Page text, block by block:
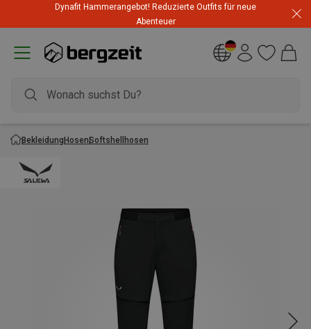
Dynafit Hammerangebot! Reduzierte Outfits für neue
Abenteuer
BekleidungHosenSoftshellhosen